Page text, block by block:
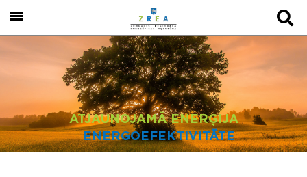
ATJAUNOJAMĀ ENERĢIJA
ENERGOEFEKTIVITĀTE